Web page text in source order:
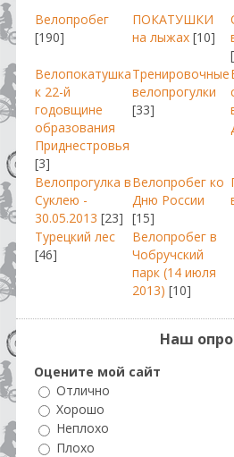
Велопробег
[190]
ПОКАТУШКИ
на лыжах [10]
Велопокатушка
к 22-й
годовщине
образования
Приднестровья
[3]
Тренировочные
велопрогулки
[33]
Велопрогулка в
Суклею -
30.05.2013 [23]
Велопробег ко
Дню России
[15]
Турецкий лес
[46]
Велопробег в
Чобручский
парк (14 июля
2013) [10]
Наш
Оцените мой сайт
Отлично
Хорошо
Неплохо
Плохо